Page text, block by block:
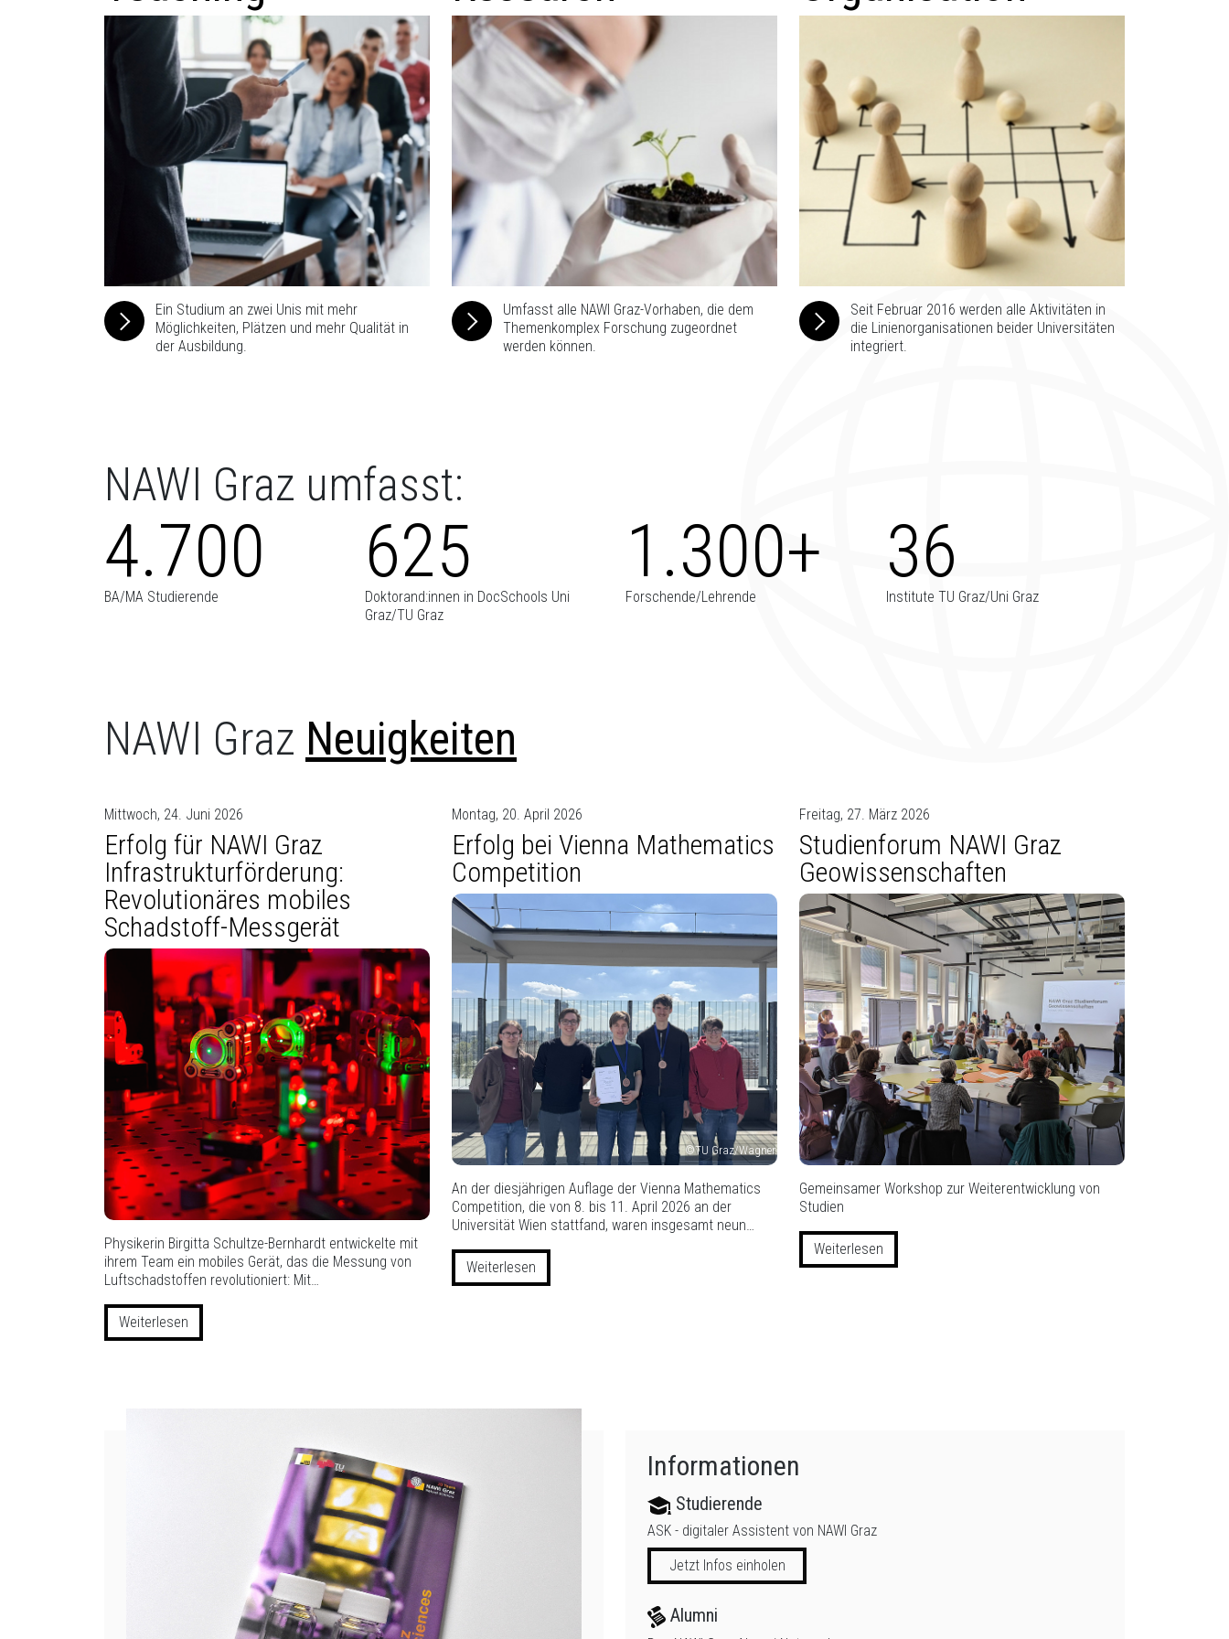
Ein Studium an zwei Unis mit mehr
Möglichkeiten, Plätzen und mehr Qualität in
der Ausbildung.
Umfasst alle NAWI Graz-Vorhaben, die dem
Themenkomplex Forschung zugeordnet
werden können.
Seit Februar 2016 werden alle Aktivitäten in
die Linienorganisationen beider Universitäten
integriert.
NAWI Graz umfasst:
4.700
BA/MA Studierende
625
Doktorand:innen in DocSchools Uni
Graz/TU Graz
1.300+
Forschende/Lehrende
36
Institute TU Graz/Uni Graz
NAWI Graz Neuigkeiten
Mittwoch, 24. Juni 2026
Erfolg für NAWI Graz
Infrastrukturförderung:
Revolutionäres mobiles
Schadstoff-Messgerät
Physikerin Birgitta Schultze-Bernhardt entwickelte mit
ihrem Team ein mobiles Gerät, das die Messung von
Luftschadstoffen revolutioniert: Mit…
Weiterlesen
Montag, 20. April 2026
Erfolg bei Vienna Mathematics
Competition
©TU Graz/Wagner
An der diesjährigen Auflage der Vienna Mathematics
Competition, die von 8. bis 11. April 2026 an der
Universität Wien stattfand, waren insgesamt neun…
Weiterlesen
Freitag, 27. März 2026
Studienforum NAWI Graz
Geowissenschaften
Gemeinsamer Workshop zur Weiterentwicklung von
Studien
Weiterlesen
Informationen
Studierende
ASK - digitaler Assistent von NAWI Graz
Jetzt Infos einholen
Alumni